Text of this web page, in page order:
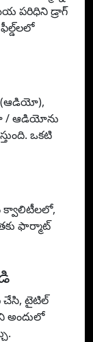
పరిధిని డ్రాగ్
(ఆడియో),
/ ఆడియోను
ఒకటి
ఫార్మాట్
టైటిల్
అందులో